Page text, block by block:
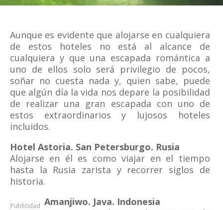
Aunque es evidente que alojarse en cualquiera
de estos hoteles no está al alcance de
cualquiera y que una escapada romántica a
uno de ellos solo será privilegio de pocos,
soñar no cuesta nada y, quien sabe, puede
que algún día la vida nos depare la posibilidad
de realizar una gran escapada con uno de
estos extraordinarios y lujosos hoteles
incluidos.
Hotel Astoria. San Petersburgo. Rusia
Alojarse en él es como viajar en el tiempo
hasta la Rusia zarista y recorrer siglos de
historia.
Publicidad Amanjiwo. Java. Indonesia